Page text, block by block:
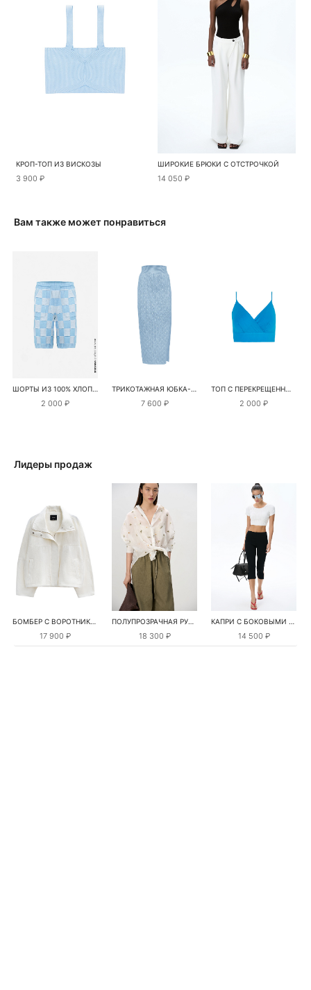
КРОП-ТОП ИЗ ВИСКОЗЫ
3 900 ₽
ШИРОКИЕ БРЮКИ С ОТСТРОЧКОЙ
14 050 ₽
Вам также может понравиться
ШОРТЫ ИЗ 100% ХЛОПКА
2 000 ₽
ТРИКОТАЖНАЯ ЮБКА-КАРАНДАШ
7 600 ₽
ТОП С ПЕРЕКРЕЩЕННЫМ ЛИФОМ
2 000 ₽
Лидеры продаж
БОМБЕР С ВОРОТНИКОМ-СТОЙКОЙ
17 900 ₽
ПОЛУПРОЗРАЧНАЯ РУБАШКА С РОМАШКАМИ
18 300 ₽
КАПРИ С БОКОВЫМИ РАЗРЕЗАМИ
14 500 ₽